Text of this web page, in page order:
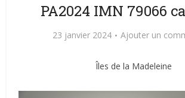
PA2024 IMN 79066
23 janvier 2024 Ajouter un
Îles de la Madeleine